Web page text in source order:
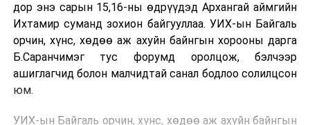
дор энэ сарын 15,16-ны өдрүүдэд Архангай аймгийн
Ихтамир суманд зохион байгууллаа. УИХ-ын Байгаль
орчин, хүнс, хөдөө аж ахуйн байнгын хорооны дарга
Б.Саранчимэг тус форумд оролцож, бэлчээр
ашиглагчид болон малчидтай санал бодлоо солилцсон
юм.
УИХ-ын Байгаль орчин, хүнс, хөдөө аж ахуйн байнгын